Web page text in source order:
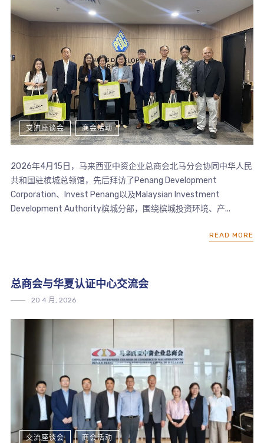
交流座谈会 商会活动
2026年4月15日，马来西亚中资企业总商会北马分会协同中华人民
共和国驻槟城总领馆，先后拜访了Penang Development
Corporation、Invest Penang以及Malaysian Investment
Development Authority槟城分部，围绕槟城投资环境、产...
READ MORE
总商会与华夏认证中心交流会
20 4 月, 2026
交流座谈会 商会活动